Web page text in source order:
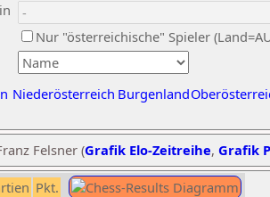
Nur "österreichische" Spieler
Niederösterreich Burgenland
Felsner (Grafik Elo-Zeitreihe, Grafik
Pkt.